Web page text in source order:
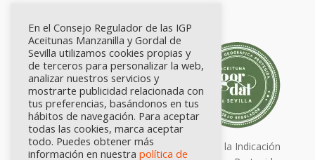
Calidad certificada por Origen. Sellos de la Indicación
En el Consejo Regulador de las IGP
Aceitunas Manzanilla y Gordal de
Sevilla utilizamos cookies propias y
de terceros para personalizar la web,
analizar nuestros servicios y
mostrarte publicidad relacionada con
tus preferencias, basándonos en tus
hábitos de navegación. Para aceptar
todas las cookies, marca aceptar
todo. Puedes obtener más
información en nuestra política de